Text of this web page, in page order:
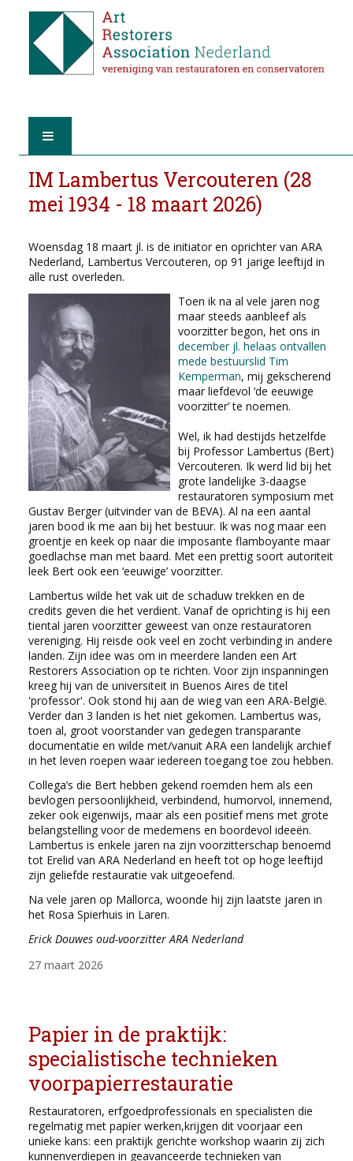
HOME
OVER A.R.A.
DE RESTAURATOREN
LID WORDEN
VIND EEN RESTAURATOR
EDUCATIE
NIEUWS
CONTACT
Selecteer de taal
IM Lambertus Vercouteren (28
mei 1934 - 18 maart 2026)
Woensdag 18 maart jl. is de initiator en oprichter van ARA
Nederland, Lambertus Vercouteren, op 91 jarige leeftijd in
alle rust overleden.
Toen ik na al vele jaren nog
maar steeds aanbleef als
voorzitter begon, het ons in
december jl. helaas ontvallen
mede bestuurslid Tim
Kemperman, mij gekscherend
maar liefdevol ‘de eeuwige
voorzitter’ te noemen.
Wel, ik had destijds hetzelfde
bij Professor Lambertus (Bert)
Vercouteren. Ik werd lid bij het
grote landelijke 3-daagse
restauratoren symposium met
Gustav Berger (uitvinder van de BEVA). Al na een aantal
jaren bood ik me aan bij het bestuur. Ik was nog maar een
groentje en keek op naar die imposante flamboyante maar
goedlachse man met baard. Met een prettig soort autoriteit
leek Bert ook een ‘eeuwige’ voorzitter.
Lambertus wilde het vak uit de schaduw trekken en de
credits geven die het verdient. Vanaf de oprichting is hij een
tiental jaren voorzitter geweest van onze restauratoren
vereniging. Hij reisde ook veel en zocht verbinding in andere
landen. Zijn idee was om in meerdere landen een Art
Restorers Association op te richten. Voor zijn inspanningen
kreeg hij van de universiteit in Buenos Aires de titel
'professor'. Ook stond hij aan de wieg van een ARA-België.
Verder dan 3 landen is het niet gekomen. Lambertus was,
toen al, groot voorstander van gedegen transparante
documentatie en wilde met/vanuit ARA een landelijk archief
in het leven roepen waar iedereen toegang toe zou hebben.
Collega’s die Bert hebben gekend roemden hem als een
bevlogen persoonlijkheid, verbindend, humorvol, innemend,
zeker ook eigenwijs, maar als een positief mens met grote
belangstelling voor de medemens en boordevol ideeën.
Lambertus is enkele jaren na zijn voorzitterschap benoemd
tot Erelid van ARA Nederland en heeft tot op hoge leeftijd
zijn geliefde restauratie vak uitgeoefend.
Na vele jaren op Mallorca, woonde hij zijn laatste jaren in
het Rosa Spierhuis in Laren.
Erick Douwes oud-voorzitter ARA Nederland
27 maart 2026
Papier in de praktijk:
specialistische technieken
voorpapierrestauratie
Restauratoren, erfgoedprofessionals en specialisten die
regelmatig met papier werken,krijgen dit voorjaar een
unieke kans: een praktijk gerichte workshop waarin zij zich
kunnenverdiepen in geavanceerde technieken van